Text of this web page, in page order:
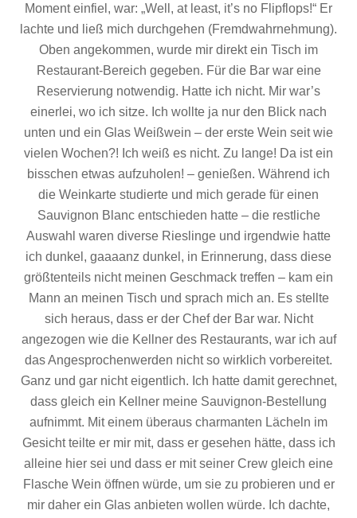
Moment einfiel, war: „Well, at least, it’s no Flipflops!“ Er
lachte und ließ mich durchgehen (Fremdwahrnehmung).
Oben angekommen, wurde mir direkt ein Tisch im
Restaurant-Bereich gegeben. Für die Bar war eine
Reservierung notwendig. Hatte ich nicht. Mir war’s
einerlei, wo ich sitze. Ich wollte ja nur den Blick nach
unten und ein Glas Weißwein – der erste Wein seit wie
vielen Wochen?! Ich weiß es nicht. Zu lange! Da ist ein
bisschen etwas aufzuholen! – genießen. Während ich
die Weinkarte studierte und mich gerade für einen
Sauvignon Blanc entschieden hatte – die restliche
Auswahl waren diverse Rieslinge und irgendwie hatte
ich dunkel, gaaaanz dunkel, in Erinnerung, dass diese
größtenteils nicht meinen Geschmack treffen – kam ein
Mann an meinen Tisch und sprach mich an. Es stellte
sich heraus, dass er der Chef der Bar war. Nicht
angezogen wie die Kellner des Restaurants, war ich auf
das Angesprochenwerden nicht so wirklich vorbereitet.
Ganz und gar nicht eigentlich. Ich hatte damit gerechnet,
dass gleich ein Kellner meine Sauvignon-Bestellung
aufnimmt. Mit einem überaus charmanten Lächeln im
Gesicht teilte er mir mit, dass er gesehen hätte, dass ich
alleine hier sei und dass er mit seiner Crew gleich eine
Flasche Wein öffnen würde, um sie zu probieren und er
mir daher ein Glas anbieten wollen würde. Ich dachte,